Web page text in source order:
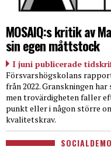
MOSAIQ:s kritik av
sin egen måttstock
I juni publicerade
Försvarshögskolans
från 2022. Granskningen
men trovärdigheten faller
punkt eller i någon större
kvalitetskrav.